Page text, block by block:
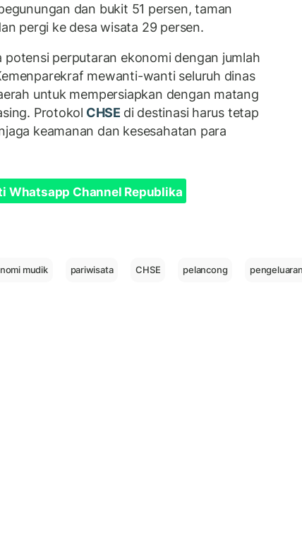
dan bukit 51 persen, taman
pergi ke desa wisata 29 persen.
potensi perputaran ekonomi dengan jumlah
mewanti-wanti seluruh dinas
untuk mempersiapkan dengan matang
Protokol CHSE di destinasi harus tetap
keamanan dan kesesahatan para
Whatsapp Channel Republika
mudik pariwisata CHSE pelancong pengeluaran